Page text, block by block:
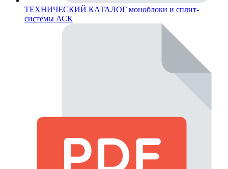
ТЕХНИЧЕСКИЙ КАТАЛОГ моноблоки и сплит-
системы АСК